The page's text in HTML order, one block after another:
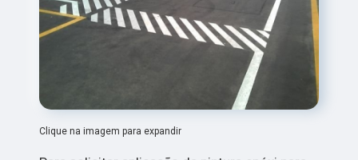
Clique na imagem para expandir